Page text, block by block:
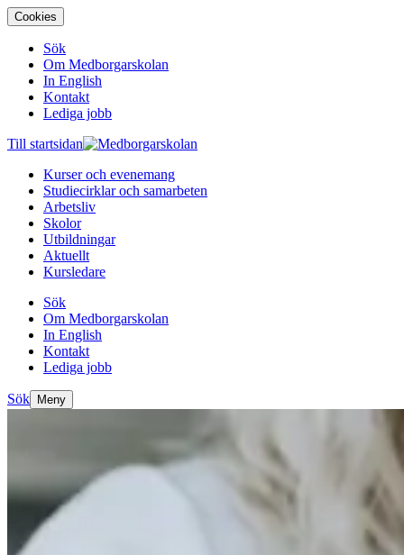
Cookies
Sök
Om Medborgarskolan
In English
Kontakt
Lediga jobb
Till startsidan
Kurser och evenemang
Studiecirklar och samarbeten
Arbetsliv
Skolor
Utbildningar
Aktuellt
Kursledare
Sök
Om Medborgarskolan
In English
Kontakt
Lediga jobb
Sök Meny